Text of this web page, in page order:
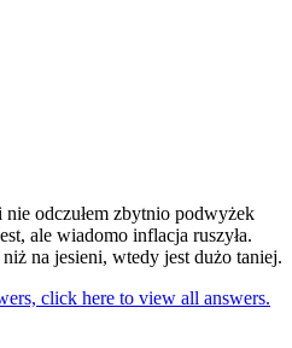
nie odczułem zbytnio podwyżek
ale wiadomo inflacja ruszyła.
na jesieni, wtedy jest dużo taniej.
click here to view all answers.